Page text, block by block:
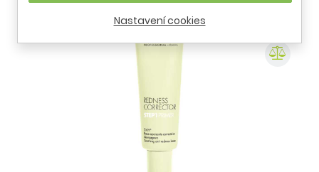
Nastavení cookies